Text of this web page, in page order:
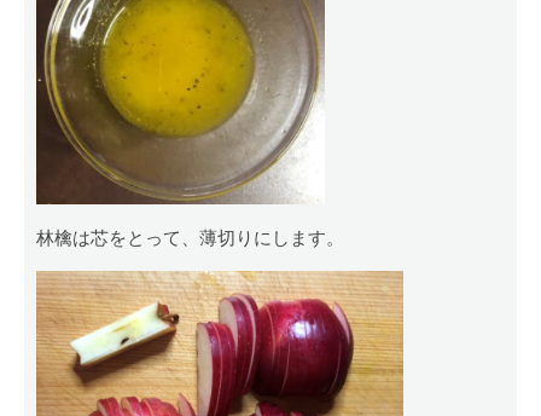
林檎は芯をとって、薄切りにします。